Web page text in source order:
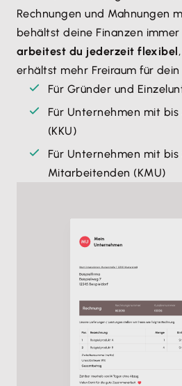
Rechnungen und Mahnungen
behältst deine Finanzen immer
arbeitest du jederzeit flexibel
erhältst mehr Freiraum für dein
Für Gründer und
Für Unternehmen mit
(KKU)
Für Unternehmen mit bis
Mitarbeitenden (KMU)